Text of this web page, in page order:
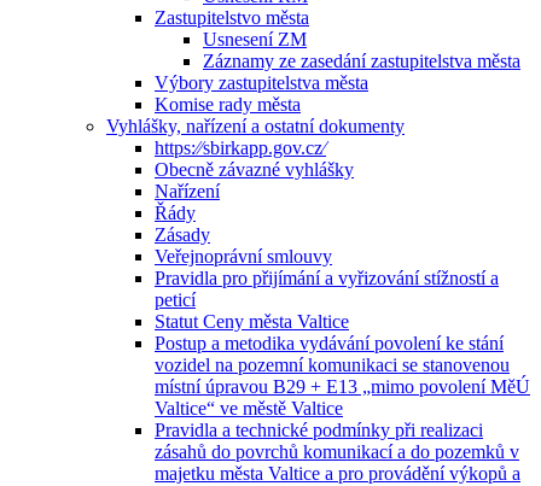
Zastupitelstvo města
Usnesení ZM
Záznamy ze zasedání zastupitelstva města
Výbory zastupitelstva města
Komise rady města
Vyhlášky, nařízení a ostatní dokumenty
https:⁄⁄sbirkapp.gov.cz⁄
Obecně závazné vyhlášky
Nařízení
Řády
Zásady
Veřejnoprávní smlouvy
Pravidla pro přijímání a vyřizování stížností a
peticí
Statut Ceny města Valtice
Postup a metodika vydávání povolení ke stání
vozidel na pozemní komunikaci se stanovenou
místní úpravou B29 + E13 „mimo povolení MěÚ
Valtice“ ve městě Valtice
Pravidla a technické podmínky při realizaci
zásahů do povrchů komunikací a do pozemků v
majetku města Valtice a pro provádění výkopů a